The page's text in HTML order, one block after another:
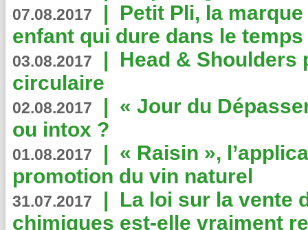
07.08.2017 | Petit Pli, la
enfant qui dure dans le temps
03.08.2017 | Head & Shoulders
circulaire
02.08.2017 | « Jour du
ou intox ?
01.08.2017 | « Raisin »,
promotion du vin naturel
31.07.2017 | La loi sur la vente
chimiques est-elle vraiment